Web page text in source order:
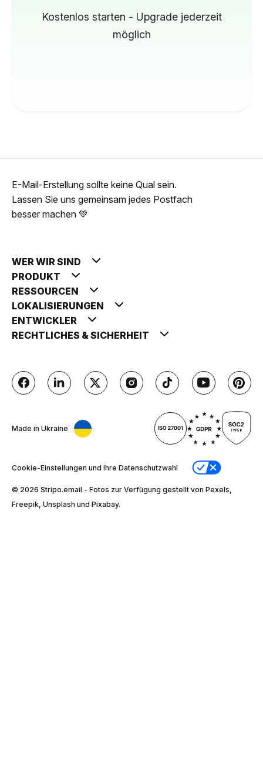
Kostenlos starten - Upgrade jederzeit
möglich
E-Mail-Erstellung sollte keine Qual sein.
Lassen Sie uns gemeinsam jedes Postfach
besser machen 💚
WER WIR SIND
PRODUKT
RESSOURCEN
LOKALISIERUNGEN
ENTWICKLER
RECHTLICHES & SICHERHEIT
Made in Ukraine
Cookie-Einstellungen und Ihre Datenschutzwahl
© 2026 Stripо.email - Fotos zur Verfügung gestellt von Pexels,
Freepik, Unsplash und Pixabay.